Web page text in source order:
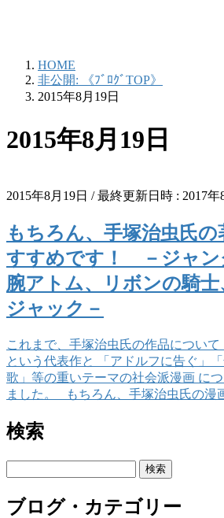
HOME
非公開: 《ﾌﾞﾛｸﾞTOP》
2015年8月19日
2015年8月19日
2015年8月19日 / 最終更新日時 : 2017年
もちろん、手塚治虫氏
すすめです！ －ジャン
腕アトム、リボンの騎士
ジャック－
これまで、手塚治虫氏の作品について
という代表作と 「アドルフに告ぐ」
歌」等の重いテーマの社会派漫画 に
ました。 もちろん、手塚治虫氏の
検索
ブログ・カテゴリー